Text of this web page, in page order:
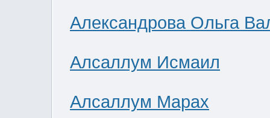
Александрова Ольга
Алсаллум Исмаил
Алсаллум Марах